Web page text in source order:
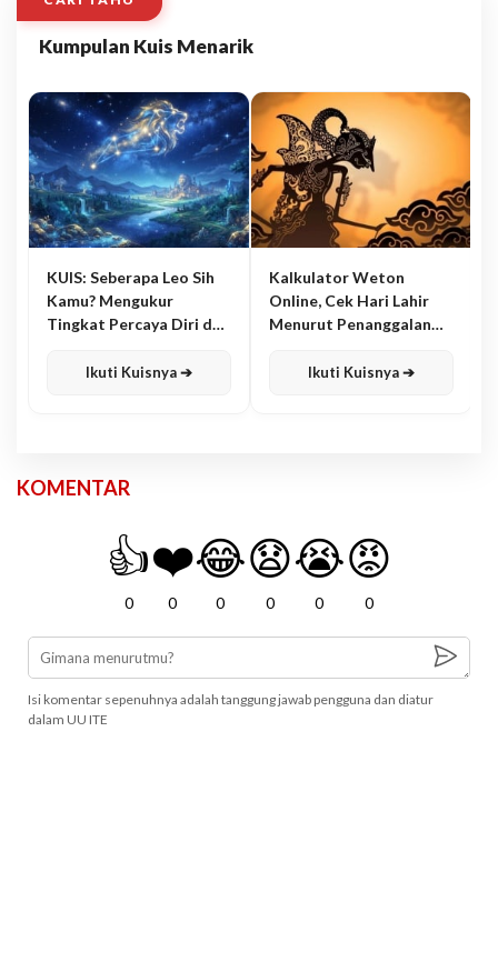
Kumpulan Kuis Menarik
KUIS: Seberapa Leo Sih
Kamu? Mengukur
Tingkat Percaya Diri dan
Ikuti Kuisnya ➔
Kalkulator Weton
Online, Cek Hari Lahir
Menurut Penanggalan
Ikuti Kuisnya ➔
KOMENTAR
👍
0
❤️
0
😂
0
😧
0
😭
0
😡
0
Isi komentar sepenuhnya adalah tanggung jawab pengguna dan diatur
dalam UU ITE